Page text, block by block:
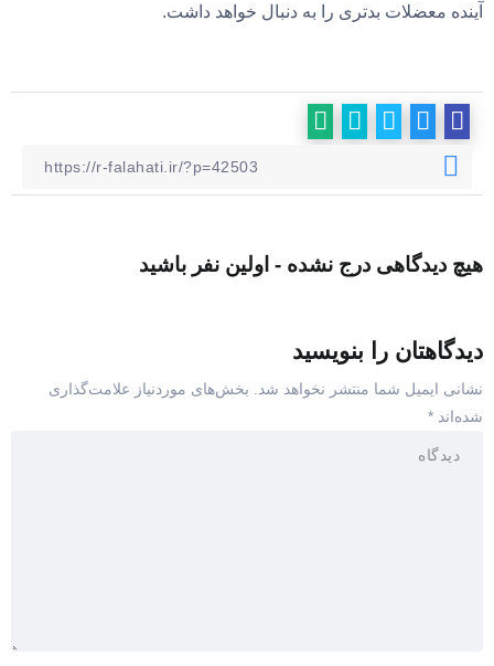
آینده معضلات بدتری را به دنبال خواهد داشت.
هیچ دیدگاهی درج نشده - اولین نفر باشید
دیدگاهتان را بنویسید
نشانی ایمیل شما منتشر نخواهد شد.
بخش‌های موردنیاز علامت‌گذاری
شده‌اند *